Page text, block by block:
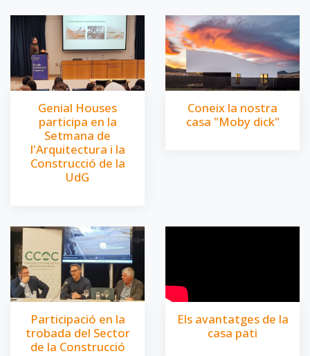
Genial Houses
participa en la
Setmana de
l'Arquitectura i la
Construcció de la
UdG
Coneix la nostra
casa "Moby dick"
Participació en la
trobada del Sector
de la Construcció
Els avantatges de la
casa pati